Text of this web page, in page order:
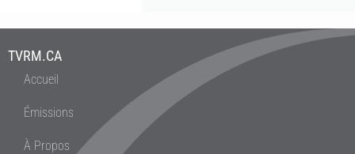
TVRM.CA
Accueil
Émissions
À Propos